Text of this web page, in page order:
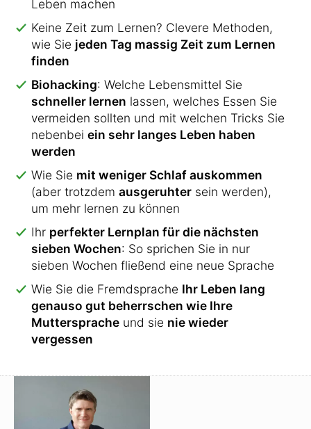
Leben machen
Keine Zeit zum Lernen? Clevere Methoden,
wie Sie jeden Tag massig Zeit zum Lernen
finden
Biohacking: Welche Lebensmittel Sie
schneller lernen lassen, welches Essen Sie
vermeiden sollten und mit welchen Tricks Sie
nebenbei ein sehr langes Leben haben
werden
Wie Sie mit weniger Schlaf auskommen
(aber trotzdem ausgeruhter sein werden),
um mehr lernen zu können
Ihr perfekter Lernplan für die nächsten
sieben Wochen: So sprichen Sie in nur
sieben Wochen fließend eine neue Sprache
Wie Sie die Fremdsprache Ihr Leben lang
genauso gut beherrschen wie Ihre
Muttersprache und sie nie wieder
vergessen